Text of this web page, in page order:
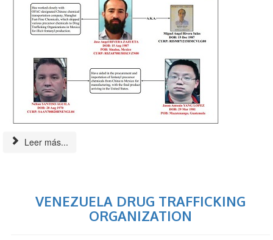
Leer más...
VENEZUELA DRUG TRAFFICKING
ORGANIZATION